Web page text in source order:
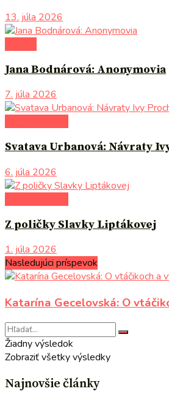
13. júla 2026
Jana Bodnárová: Anonymovia
7. júla 2026
Svatava Urbanová: Návraty
6. júla 2026
Z poličky Slavky Liptákovej
1. júla 2026
Nasledujúci príspevok
Katarína Gecelovská: O
Žiadny výsledok
Zobraziť všetky výsledky
Najnovšie články